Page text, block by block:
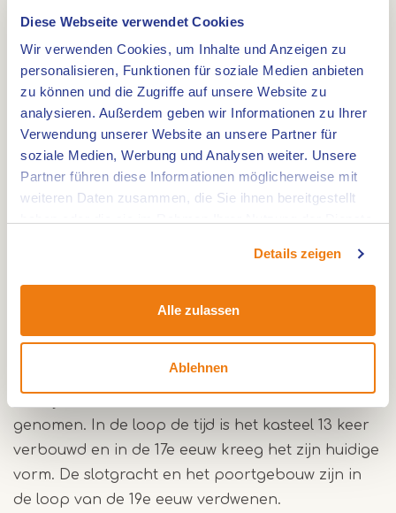
Diese Webseite verwendet Cookies
Wir verwenden Cookies, um Inhalte und Anzeigen zu
personalisieren, Funktionen für soziale Medien anbieten
zu können und die Zugriffe auf unsere Website zu
analysieren. Außerdem geben wir Informationen zu Ihrer
Verwendung unserer Website an unsere Partner für
soziale Medien, Werbung und Analysen weiter. Unsere
Partner führen diese Informationen möglicherweise mit
weiteren Daten zusammen, die Sie ihnen bereitgestellt
Details zeigen
Alle zulassen
Ablehnen
Route
Der Name Baexem erscheint zum ersten Mal in
einer Urkunde aus Juni 1244 und de kurzlich
wurde auf der Burg eine ganz besondere
Entdeckung gemacht : ein Siegelring aus 1293 von
Uit opgravingen is gebleken dat het kasteel toen
huidige gebouw. Met behulp van Gemeente en
genomen. In de loop de tijd is het kasteel 13 keer
verbouwd en in de 17e eeuw kreeg het zijn huidige
vorm. De slotgracht en het poortgebouw zijn in
de loop van de 19e eeuw verdwenen.